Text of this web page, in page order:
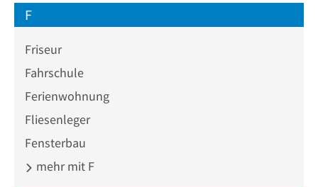
F
Friseur
Fahrschule
Ferienwohnung
Fliesenleger
Fensterbau
mehr mit F